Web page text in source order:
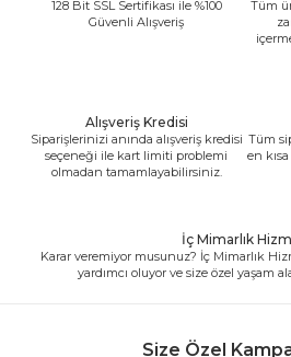
128 Bit SSL Sertifikası ile %100
Güvenli Alışveriş
Tüm
Alışveriş Kredisi
Siparişlerinizi anında alışveriş kredisi
seçeneği ile kart limiti problemi
olmadan tamamlayabilirsiniz.
Tüm
en
İç Mimarlık
Karar veremiyor musunuz? İç Mimarlık
yardımcı oluyor ve size özel yaşam
Size Özel